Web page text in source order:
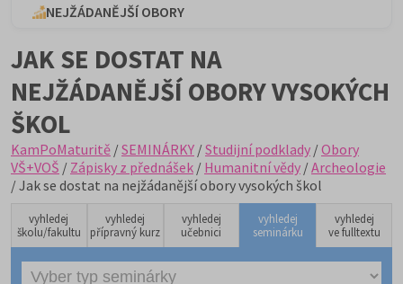
NEJŽÁDANĚJŠÍ OBORY
JAK SE DOSTAT NA
NEJŽÁDANĚJŠÍ OBORY VYSOKÝCH
ŠKOL
KamPoMaturitě /SEMINÁRKY /Studijní podklady /Obory
VŠ+VOŠ / Zápisky z přednášek / Humanitní vědy /Archeologie
/ Jak se dostat na nejžádanější obory vysokých škol
vyhledej
školu/fakultu
vyhledej
přípravný kurz
vyhledej
učebnici
vyhledej
seminárku
vyhledej
ve fulltextu